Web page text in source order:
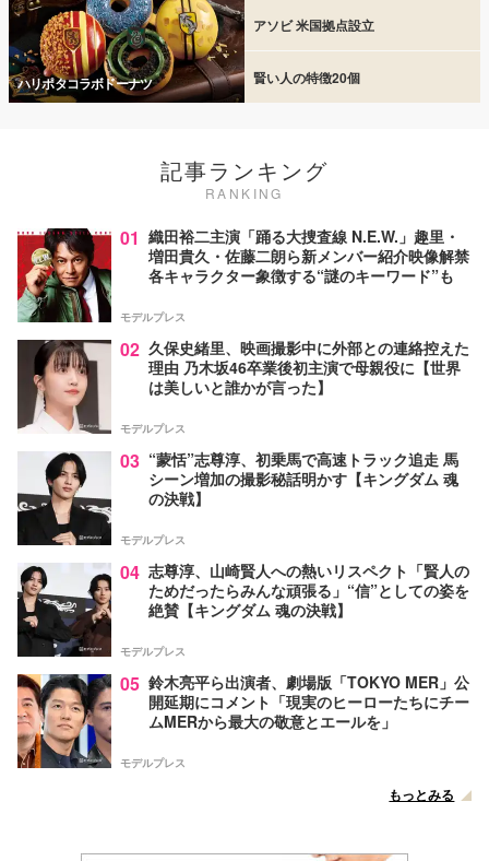
ハリポタコラボドーナツ
アソビ 米国拠点設立
賢い人の特徴20個
記事ランキング
RANKING
01 織田裕二主演「踊る大捜査線 N.E.W.」趣里・
増田貴久・佐藤二朗ら新メンバー紹介映像解禁
各キャラクター象徴する“謎のキーワード”も
モデルプレス
02 久保史緒里、映画撮影中に外部との連絡控えた
理由 乃木坂46卒業後初主演で母親役に【世界
は美しいと誰かが言った】
モデルプレス
03 “蒙恬”志尊淳、初乗馬で高速トラック追走 馬
シーン増加の撮影秘話明かす【キングダム 魂
の決戦】
モデルプレス
04 志尊淳、山崎賢人への熱いリスペクト「賢人の
ためだったらみんな頑張る」“信”としての姿を
絶賛【キングダム 魂の決戦】
モデルプレス
05 鈴木亮平ら出演者、劇場版「TOKYO MER」公
開延期にコメント「現実のヒーローたちにチー
ムMERから最大の敬意とエールを」
モデルプレス
もっとみる